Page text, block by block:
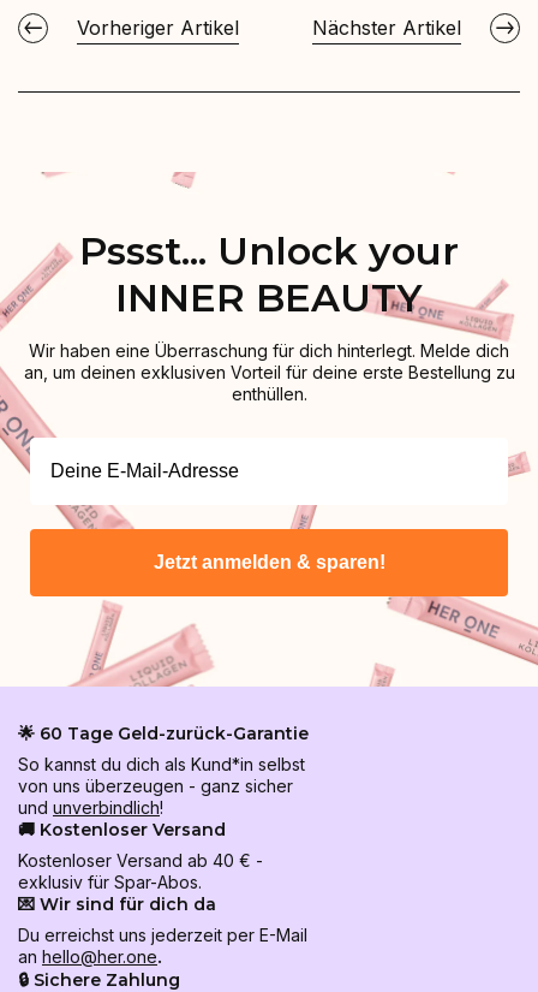
Vorheriger Artikel Nächster Artikel
Pssst... Unlock your
INNER BEAUTY
Wir haben eine Überraschung für dich hinterlegt. Melde dich
an, um deinen exklusiven Vorteil für deine erste Bestellung zu
enthüllen.
Jetzt anmelden & sparen!
🌟 60 Tage Geld-zurück-Garantie
So kannst du dich als Kund*in selbst
von uns überzeugen - ganz sicher
und unverbindlich!
🚚 Kostenloser Versand
Kostenloser Versand ab 40 € -
exklusiv für Spar-Abos.
💌 Wir sind für dich da
Du erreichst uns jederzeit per E-Mail
an hello@her.one.
🔒 Sichere Zahlung